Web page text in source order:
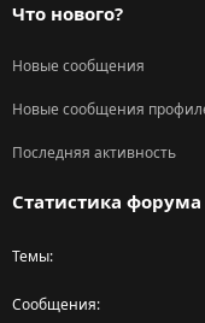
Что нового?
Новые сообщения
Новые сообщения
Последняя активность
Статистика форума
Темы
Сообщения